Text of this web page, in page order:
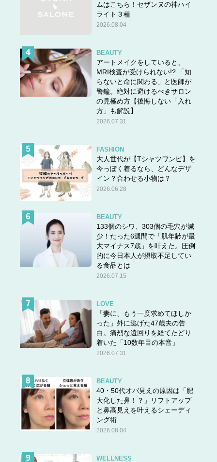
ムはこちら！セザンヌの神ハイ
ライト３種
2026.08.04
BEAUTY
アートメイクをしていると、
MRI検査が受けられない!? 「知
らないと命に関わる」と医師が
警鐘。絶対に避けるべきサロン
の見極め方【後悔しない「入れ
方」も解説】
2026.07.31
FASHION
大人世代が【Tシャツワンピ】を
今っぽく着るなら、どんなデザ
イン？合わせる小物は？
2026.06.28
BEAUTY
133個のシワ、303個の毛穴が減
少！たった6週間で「肌年齢が最
大マイナス7歳」を叶えた。圧倒
的に今日本人が摂取不足してい
る食品とは
2026.07.15
LOVE
「妻に、もう一度求めてほしか
った」外に逃げた47歳夫の告
白。痛烈な遠回りを経てたどり
着いた「10数年目の本音」
2026.07.31
BEAUTY
40・50代オバ見えの原因は「肥
大化した鼻！？」リフトアップ
と鼻高見えを叶えるシェーディ
ング術
2026.08.04
WELLNESS